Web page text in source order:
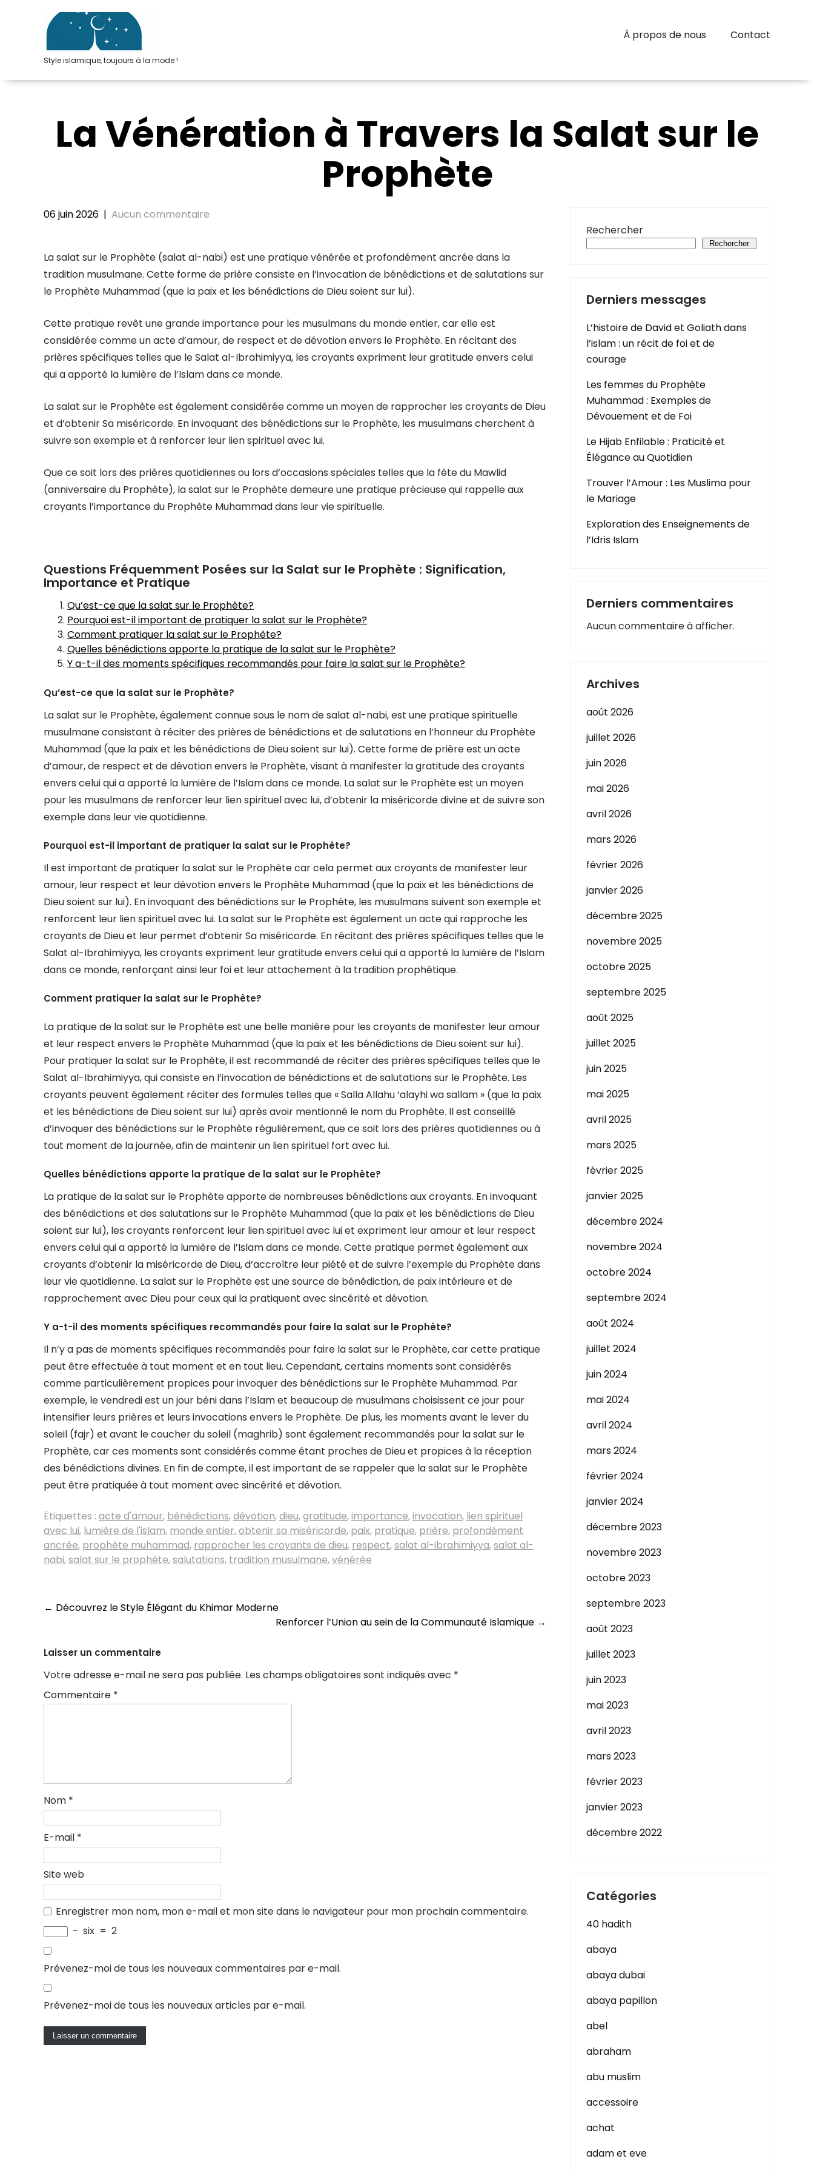
Style islamique, toujours à la mode !
À propos de nous Contact
La Vénération à Travers la Salat sur le
Prophète
06 juin 2026 | Aucun commentaire
La salat sur le Prophète (salat al-nabi) est une pratique vénérée et profondément ancrée dans la
tradition musulmane. Cette forme de prière consiste en l’invocation de bénédictions et de salutations sur
le Prophète Muhammad (que la paix et les bénédictions de Dieu soient sur lui).
Cette pratique revêt une grande importance pour les musulmans du monde entier, car elle est
considérée comme un acte d’amour, de respect et de dévotion envers le Prophète. En récitant des
prières spécifiques telles que le Salat al-Ibrahimiyya, les croyants expriment leur gratitude envers celui
qui a apporté la lumière de l’Islam dans ce monde.
La salat sur le Prophète est également considérée comme un moyen de rapprocher les croyants de Dieu
et d’obtenir Sa miséricorde. En invoquant des bénédictions sur le Prophète, les musulmans cherchent à
suivre son exemple et à renforcer leur lien spirituel avec lui.
Que ce soit lors des prières quotidiennes ou lors d’occasions spéciales telles que la fête du Mawlid
(anniversaire du Prophète), la salat sur le Prophète demeure une pratique précieuse qui rappelle aux
croyants l’importance du Prophète Muhammad dans leur vie spirituelle.
Questions Fréquemment Posées sur la Salat sur le Prophète : Signification,
Importance et Pratique
Qu’est-ce que la salat sur le Prophète?
Pourquoi est-il important de pratiquer la salat sur le Prophète?
Comment pratiquer la salat sur le Prophète?
Quelles bénédictions apporte la pratique de la salat sur le Prophète?
Y a-t-il des moments spécifiques recommandés pour faire la salat sur le Prophète?
Qu’est-ce que la salat sur le Prophète?
La salat sur le Prophète, également connue sous le nom de salat al-nabi, est une pratique spirituelle
musulmane consistant à réciter des prières de bénédictions et de salutations en l’honneur du Prophète
Muhammad (que la paix et les bénédictions de Dieu soient sur lui). Cette forme de prière est un acte
d’amour, de respect et de dévotion envers le Prophète, visant à manifester la gratitude des croyants
envers celui qui a apporté la lumière de l’Islam dans ce monde. La salat sur le Prophète est un moyen
pour les musulmans de renforcer leur lien spirituel avec lui, d’obtenir la miséricorde divine et de suivre son
exemple dans leur vie quotidienne.
Pourquoi est-il important de pratiquer la salat sur le Prophète?
Il est important de pratiquer la salat sur le Prophète car cela permet aux croyants de manifester leur
amour, leur respect et leur dévotion envers le Prophète Muhammad (que la paix et les bénédictions de
Dieu soient sur lui). En invoquant des bénédictions sur le Prophète, les musulmans suivent son exemple et
renforcent leur lien spirituel avec lui. La salat sur le Prophète est également un acte qui rapproche les
croyants de Dieu et leur permet d’obtenir Sa miséricorde. En récitant des prières spécifiques telles que le
Salat al-Ibrahimiyya, les croyants expriment leur gratitude envers celui qui a apporté la lumière de l’Islam
dans ce monde, renforçant ainsi leur foi et leur attachement à la tradition prophétique.
Comment pratiquer la salat sur le Prophète?
La pratique de la salat sur le Prophète est une belle manière pour les croyants de manifester leur amour
et leur respect envers le Prophète Muhammad (que la paix et les bénédictions de Dieu soient sur lui).
Pour pratiquer la salat sur le Prophète, il est recommandé de réciter des prières spécifiques telles que le
Salat al-Ibrahimiyya, qui consiste en l’invocation de bénédictions et de salutations sur le Prophète. Les
croyants peuvent également réciter des formules telles que « Salla Allahu ‘alayhi wa sallam » (que la paix
et les bénédictions de Dieu soient sur lui) après avoir mentionné le nom du Prophète. Il est conseillé
d’invoquer des bénédictions sur le Prophète régulièrement, que ce soit lors des prières quotidiennes ou à
tout moment de la journée, afin de maintenir un lien spirituel fort avec lui.
Quelles bénédictions apporte la pratique de la salat sur le Prophète?
La pratique de la salat sur le Prophète apporte de nombreuses bénédictions aux croyants. En invoquant
des bénédictions et des salutations sur le Prophète Muhammad (que la paix et les bénédictions de Dieu
soient sur lui), les croyants renforcent leur lien spirituel avec lui et expriment leur amour et leur respect
envers celui qui a apporté la lumière de l’Islam dans ce monde. Cette pratique permet également aux
croyants d’obtenir la miséricorde de Dieu, d’accroître leur piété et de suivre l’exemple du Prophète dans
leur vie quotidienne. La salat sur le Prophète est une source de bénédiction, de paix intérieure et de
rapprochement avec Dieu pour ceux qui la pratiquent avec sincérité et dévotion.
Y a-t-il des moments spécifiques recommandés pour faire la salat sur le Prophète?
Il n’y a pas de moments spécifiques recommandés pour faire la salat sur le Prophète, car cette pratique
peut être effectuée à tout moment et en tout lieu. Cependant, certains moments sont considérés
comme particulièrement propices pour invoquer des bénédictions sur le Prophète Muhammad. Par
exemple, le vendredi est un jour béni dans l’Islam et beaucoup de musulmans choisissent ce jour pour
intensifier leurs prières et leurs invocations envers le Prophète. De plus, les moments avant le lever du
soleil (fajr) et avant le coucher du soleil (maghrib) sont également recommandés pour la salat sur le
Prophète, car ces moments sont considérés comme étant proches de Dieu et propices à la réception
des bénédictions divines. En fin de compte, il est important de se rappeler que la salat sur le Prophète
peut être pratiquée à tout moment avec sincérité et dévotion.
Étiquettes : acte d'amour, bénédictions,dévotion,dieu,gratitude,importance,invocation, lien spirituel
avec lui, lumière de l'islam, monde entier,obtenir sa miséricorde, paix, pratique, prière, profondément
ancrée, prophète muhammad, rapprocher les croyants de dieu, respect,salat al-ibrahimiyya,salat al-
nabi,salat sur le prophète,salutations, tradition musulmane,vénérée
Navigation
articles
← Découvrez le Style Élégant du Khimar Moderne
Renforcer l’Union au sein de la Communauté Islamique →
Laisser un commentaire
Votre adresse e-mail ne sera pas publiée. Les champs obligatoires sont indiqués avec *
Commentaire *
Nom *
E-mail *
Site web
Enregistrer mon nom, mon e-mail et mon site dans le navigateur pour mon prochain commentaire.
− six = 2
Prévenez-moi de tous les nouveaux commentaires par e-mail.
Prévenez-moi de tous les nouveaux articles par e-mail.
Rechercher
Rechercher
Derniers messages
L’histoire de David et Goliath dans
l’islam : un récit de foi et de
courage
Les femmes du Prophète
Muhammad : Exemples de
Dévouement et de Foi
Le Hijab Enfilable : Praticité et
Élégance au Quotidien
Trouver l’Amour : Les Muslima pour
le Mariage
Exploration des Enseignements de
l’Idris Islam
Derniers commentaires
Aucun commentaire à afficher.
Archives
août 2026
juillet 2026
juin 2026
mai 2026
avril 2026
mars 2026
février 2026
janvier 2026
décembre 2025
novembre 2025
octobre 2025
septembre 2025
août 2025
juillet 2025
juin 2025
mai 2025
avril 2025
mars 2025
février 2025
janvier 2025
décembre 2024
novembre 2024
octobre 2024
septembre 2024
août 2024
juillet 2024
juin 2024
mai 2024
avril 2024
mars 2024
février 2024
janvier 2024
décembre 2023
novembre 2023
octobre 2023
septembre 2023
août 2023
juillet 2023
juin 2023
mai 2023
avril 2023
mars 2023
février 2023
janvier 2023
décembre 2022
Catégories
40 hadith
abaya
abaya dubai
abaya papillon
abel
abraham
abu muslim
accessoire
achat
adam et eve